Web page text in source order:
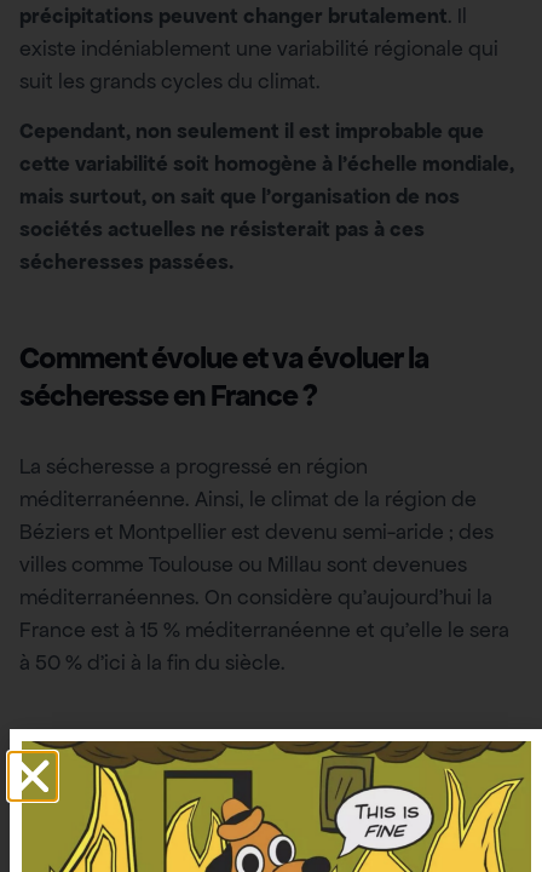
précipitations peuvent changer brutalement. Il
existe indéniablement une variabilité régionale qui
suit les grands cycles du climat.
Cependant, non seulement il est improbable que
cette variabilité soit homogène à l’échelle mondiale,
mais surtout, on sait que l’organisation de nos
sociétés actuelles ne résisterait pas à ces
sécheresses passées.
Comment évolue et va évoluer la
sécheresse en France ?
La sécheresse a progressé en région
méditerranéenne. Ainsi, le climat de la région de
Béziers et Montpellier est devenu semi-aride ; des
villes comme Toulouse ou Millau sont devenues
méditerranéennes. On considère qu’aujourd’hui la
France est à 15 % méditerranéenne et qu’elle le sera
à 50 % d’ici à la fin du siècle.